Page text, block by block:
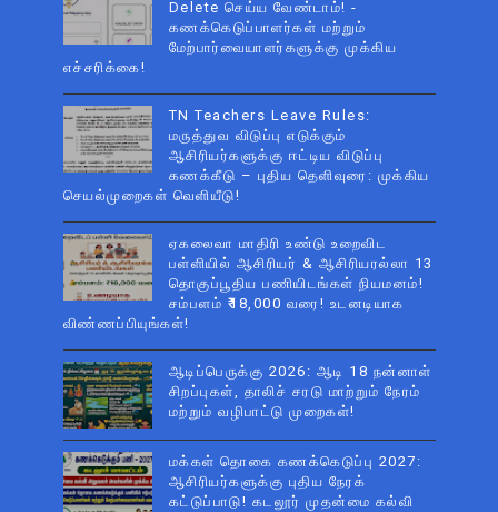
Delete செய்ய வேண்டாம்! -
கணக்கெடுப்பாளர்கள் மற்றும்
மேற்பார்வையாளர்களுக்கு முக்கிய
எச்சரிக்கை!
TN Teachers Leave Rules:
மருத்துவ விடுப்பு எடுக்கும்
ஆசிரியர்களுக்கு ஈட்டிய விடுப்பு
கணக்கீடு – புதிய தெளிவுரை: முக்கிய
செயல்முறைகள் வெளியீடு!
ஏகலைவா மாதிரி உண்டு உறைவிட
பள்ளியில் ஆசிரியர் & ஆசிரியரல்லா 13
தொகுப்பூதிய பணியிடங்கள் நியமனம்!
சம்பளம் ₹18,000 வரை! உடனடியாக
விண்ணப்பியுங்கள்!
ஆடிப்பெருக்கு 2026: ஆடி 18 நன்னாள்
சிறப்புகள், தாலிச் சரடு மாற்றும் நேரம்
மற்றும் வழிபாட்டு முறைகள்!
மக்கள் தொகை கணக்கெடுப்பு 2027:
ஆசிரியர்களுக்கு புதிய நேரக்
கட்டுப்பாடு! கடலூர் முதன்மை கல்வி